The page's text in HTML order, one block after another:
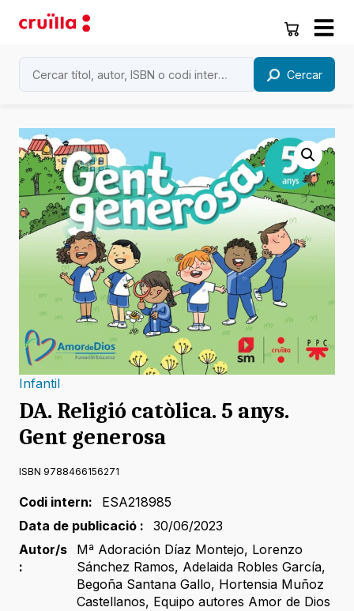
Cercar
Infantil
DA. Religió catòlica. 5 anys.
Gent generosa
ISBN 9788466156271
Codi intern:
ESA218985
Data de publicació :
30/06/2023
Autor/s
:
Mª Adoración Díaz Montejo, Lorenzo
Sánchez Ramos, Adelaida Robles García,
Begoña Santana Gallo, Hortensia Muñoz
Castellanos, Equipo autores Amor de Dios